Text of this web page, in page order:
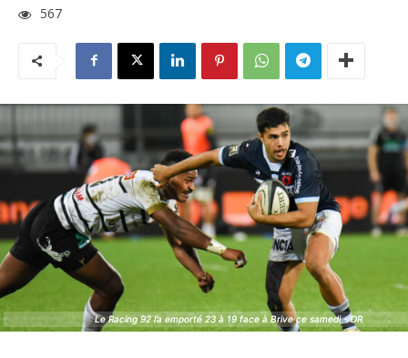
567
Le Racing 92 l’a emporté 23 à 19 face à Brive ce samedi - DR
Le Racing 92 l’a emporté 23 à 19 face à Brive ce samedi - DR